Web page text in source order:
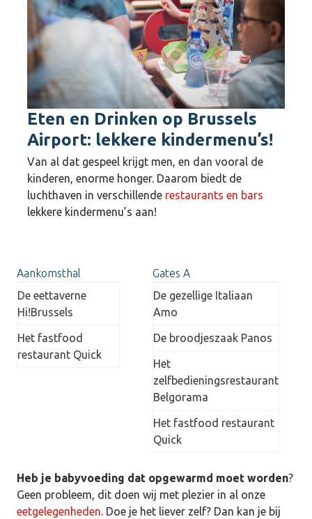
Eten en Drinken op Brussels
Airport: lekkere kindermenu’s!
Van al dat gespeel krijgt men, en dan vooral de
kinderen, enorme honger. Daarom biedt de
luchthaven in verschillende restaurants en bars
lekkere kindermenu’s aan!
Aankomsthal
De eettaverne
Hi!Brussels
Het fastfood
restaurant Quick
Gates A
De gezellige Italiaan
Amo
De broodjeszaak Panos
Het
zelfbedieningsrestaurant
Belgorama
Het fastfood restaurant
Quick
Heb je babyvoeding dat opgewarmd moet worden?
Geen probleem, dit doen wij met plezier in al onze
eetgelegenheden. Doe je het liever zelf? Dan kan je bij